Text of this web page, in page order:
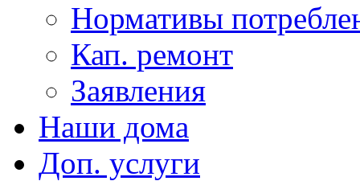
Нормативы
Кап. ремонт
Заявления
Наши дома
Доп. услуги